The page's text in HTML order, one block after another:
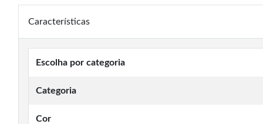
Características
Escolha por categoria
Categoria
Cor